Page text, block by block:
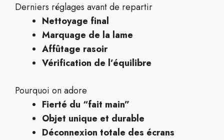
Derniers réglages avant de repartir
Nettoyage final
Marquage de la lame
Affûtage rasoir
Vérification de l’équilibre
Pourquoi on adore
Fierté du “fait main”
Objet unique et durable
Déconnexion totale des écrans